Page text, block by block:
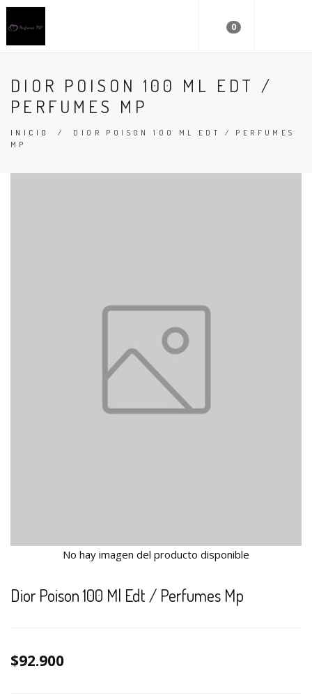
0
DIOR POISON 100 ML EDT /
PERFUMES MP
INICIO / DIOR POISON 100 ML EDT / PERFUMES
MP
No hay imagen del producto disponible
Dior Poison 100 Ml Edt / Perfumes Mp
$92.900